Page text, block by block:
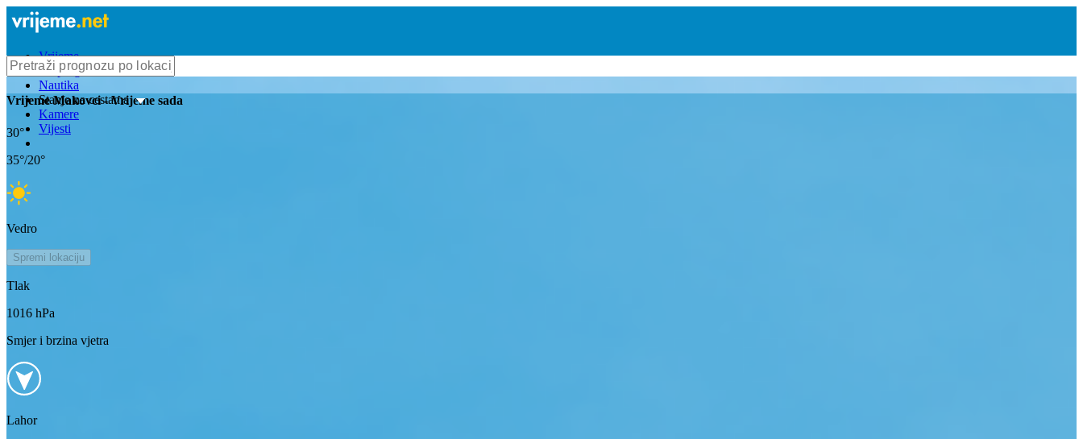
Vrijeme
Bioprognoza
Nautika
Stanje na cestama
Kamere
Vijesti
VrijemeMakovci- Vrijeme sada
30°
35°/20°
Vedro
Spremi lokaciju
Tlak
1016 hPa
Smjer i brzina vjetra
Lahor